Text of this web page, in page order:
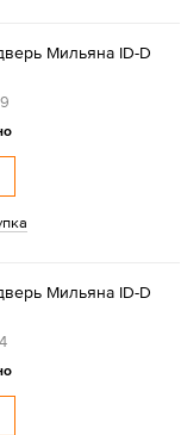
Мильяна ID-D
Мильяна ID-D